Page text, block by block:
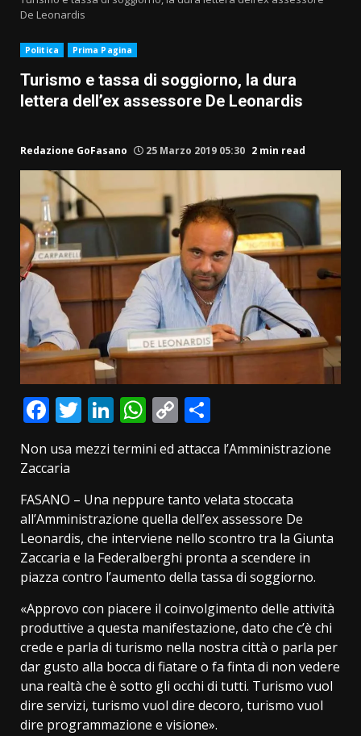
De Leonardis
Politica Prima Pagina
Turismo e tassa di soggiorno, la dura
lettera dell’ex assessore De Leonardis
Redazione GoFasano 25 Marzo 2019 05:30 2 min read
Facebook
Twitter
LinkedIn
WhatsApp
Copy
Link
Non usa mezzi termini ed attacca l’Amministrazione
Zaccaria
FASANO – Una neppure tanto velata stoccata
all’Amministrazione quella dell’ex assessore De
Leonardis, che interviene nello scontro tra la Giunta
Zaccaria e la Federalberghi pronta a scendere in
piazza contro l’aumento della tassa di soggiorno.
«Approvo con piacere il coinvolgimento delle attività
produttive a questa manifestazione, dato che c’è chi
crede e parla di turismo nella nostra città o parla per
dar gusto alla bocca di fiatare o fa finta di non vedere
una realtà che è sotto gli occhi di tutti. Turismo vuol
dire servizi, turismo vuol dire decoro, turismo vuol
dire programmazione e visione».